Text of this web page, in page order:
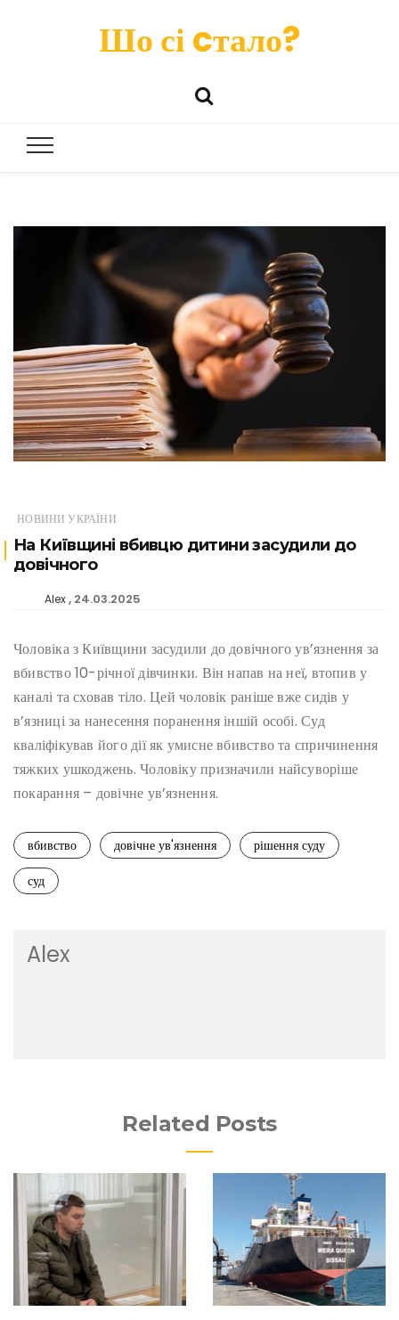
Шо сі cтало?
НОВИНИ УКРАЇНИ
На Київщині вбивцю дитини засудили до
довічного
Alex 24.03.2025
Чоловіка з Київщини засудили до довічного ув’язнення за
вбивство 10-річної дівчинки. Він напав на неї, втопив у
каналі та сховав тіло. Цей чоловік раніше вже сидів у
в’язниці за нанесення поранення іншій особі. Суд
кваліфікував його дії як умисне вбивство та спричинення
тяжких ушкоджень. Чоловіку призначили найсуворіше
покарання – довічне ув’язнення.
вбивство довічне ув'язнення
рішення суду
суд
Alex
Related Posts